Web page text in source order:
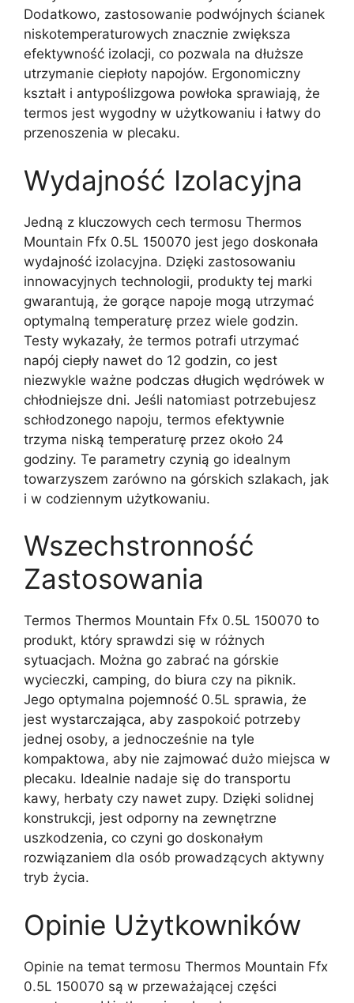
Dodatkowo, zastosowanie podwójnych ścianek
niskotemperaturowych znacznie zwiększa
efektywność izolacji, co pozwala na dłuższe
utrzymanie ciepłoty napojów. Ergonomiczny
kształt i antypoślizgowa powłoka sprawiają, że
termos jest wygodny w użytkowaniu i łatwy do
przenoszenia w plecaku.
Wydajność Izolacyjna
Jedną z kluczowych cech termosu Thermos
Mountain Ffx 0.5L 150070 jest jego doskonała
wydajność izolacyjna. Dzięki zastosowaniu
innowacyjnych technologii, produkty tej marki
gwarantują, że gorące napoje mogą utrzymać
optymalną temperaturę przez wiele godzin.
Testy wykazały, że termos potrafi utrzymać
napój ciepły nawet do 12 godzin, co jest
niezwykle ważne podczas długich wędrówek w
chłodniejsze dni. Jeśli natomiast potrzebujesz
schłodzonego napoju, termos efektywnie
trzyma niską temperaturę przez około 24
godziny. Te parametry czynią go idealnym
towarzyszem zarówno na górskich szlakach, jak
i w codziennym użytkowaniu.
Wszechstronność
Zastosowania
Termos Thermos Mountain Ffx 0.5L 150070 to
produkt, który sprawdzi się w różnych
sytuacjach. Można go zabrać na górskie
wycieczki, camping, do biura czy na piknik.
Jego optymalna pojemność 0.5L sprawia, że
jest wystarczająca, aby zaspokoić potrzeby
jednej osoby, a jednocześnie na tyle
kompaktowa, aby nie zajmować dużo miejsca w
plecaku. Idealnie nadaje się do transportu
kawy, herbaty czy nawet zupy. Dzięki solidnej
konstrukcji, jest odporny na zewnętrzne
uszkodzenia, co czyni go doskonałym
rozwiązaniem dla osób prowadzących aktywny
tryb życia.
Opinie Użytkowników
Opinie na temat termosu Thermos Mountain Ffx
0.5L 150070 są w przeważającej części